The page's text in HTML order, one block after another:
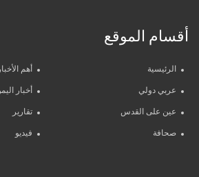
أقسام الموقع
الرئيسية أهم الأخبار
عربي دولي أخبار
عين على القدس تقارير
صحافة فيديو